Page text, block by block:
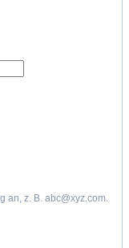
an, z. B. abc@xyz.com.